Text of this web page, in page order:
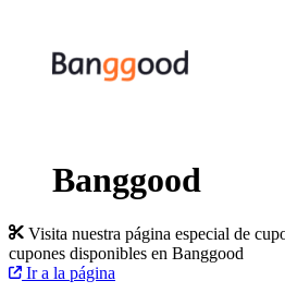
Banggood
Visita nuestra página especial de
cupones disponibles en Banggood
Ir a la página